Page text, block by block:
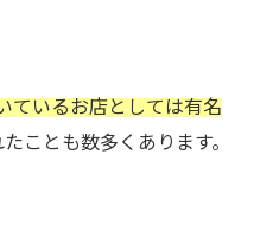
ているお店としては有名
ことも数多くあります。